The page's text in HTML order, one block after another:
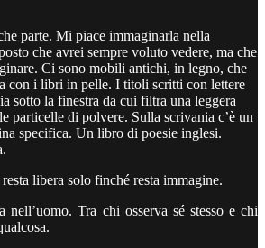
parte. Mi piace immaginarla nella
che avrei sempre voluto vedere, ma che
Ci sono mobili antichi, in legno, che
con i libri in pelle. I titoli scritti con lettere
sotto la finestra da cui filtra una leggera
particelle di polvere. Sulla scrivania c’è un
specifica. Un libro di poesie inglesi.
libera solo finché resta immagine.
nell’uomo. Tra chi osserva sé stesso e chi